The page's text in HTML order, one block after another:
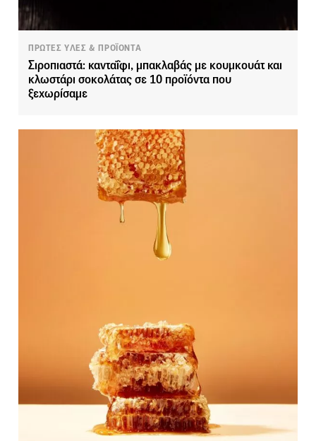
ΠΡΩΤΕΣ ΥΛΕΣ & ΠΡΟΪΟΝΤΑ
Σιροπιαστά: κανταΐφι, μπακλαβάς με κουμκουάτ και
κλωστάρι σοκολάτας σε 10 προϊόντα που
ξεχωρίσαμε